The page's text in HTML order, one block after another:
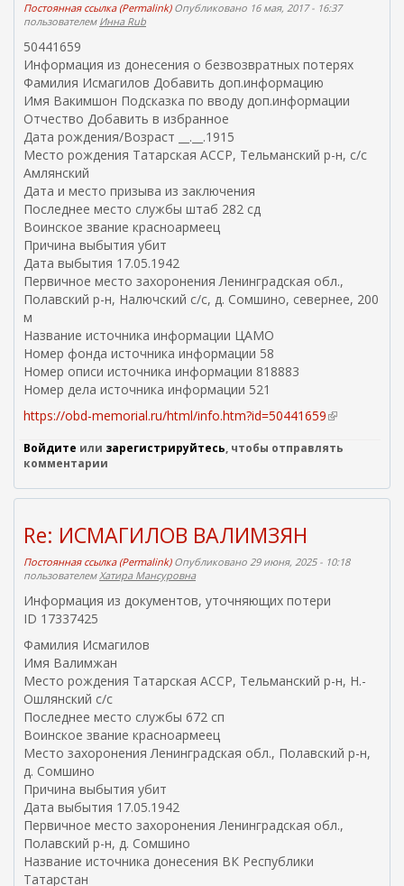
Постоянная ссылка (Permalink)Опубликовано 16 мая, 2017 - 16:37
пользователем Инна Rub
50441659
Информация из донесения о безвозвратных потерях
Фамилия Исмагилов Добавить доп.информацию
Имя Вакимшон Подсказка по вводу доп.информации
Отчество Добавить в избранное
Дата рождения/Возраст __.__.1915
Место рождения Татарская АССР, Тельманский р-н, с/с
Амлянский
Дата и место призыва из заключения
Последнее место службы штаб 282 сд
Воинское звание красноармеец
Причина выбытия убит
Дата выбытия 17.05.1942
Первичное место захоронения Ленинградская обл.,
Полавский р-н, Налючский с/с, д. Сомшино, севернее, 200
м
Название источника информации ЦАМО
Номер фонда источника информации 58
Номер описи источника информации 818883
Номер дела источника информации 521
https://obd-memorial.ru/html/info.htm?id=50441659(
н
ш
с
ы
Войдите или зарегистрируйтесь, чтобы отправлять
комментарии
Re: ИСМАГИЛОВ ВАЛИМЗЯН
Постоянная ссылка (Permalink)Опубликовано 29 июня, 2025 - 10:18
пользователемХатира Мансуровна
Информация из документов, уточняющих потери
ID 17337425
Фамилия Исмагилов
Имя Валимжан
Место рождения Татарская АССР, Тельманский р-н, Н.-
Ошлянский с/с
Последнее место службы 672 сп
Воинское звание красноармеец
Место захоронения Ленинградская обл., Полавский р-н,
д. Сомшино
Причина выбытия убит
Дата выбытия 17.05.1942
Первичное место захоронения Ленинградская обл.,
Полавский р-н, д. Сомшино
Название источника донесения ВК Республики
Татарстан